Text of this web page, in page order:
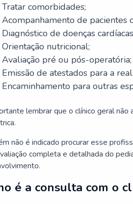
Tratar comorbidades;
Acompanhamento de pacientes
Diagnóstico de doenças
Orientação nutricional;
Avaliação pré ou pós-operatória;
Emissão de atestados para a
Encaminhamento para outras
lembrar que o clínico geral não
não é indicado procurar esse
completa e detalhada do
é a consulta com o